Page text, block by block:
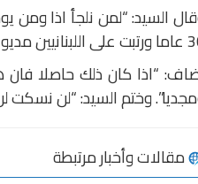
السيد: “لمن نلجأ اذا ومن
هل هذه هي الذهنية نفسها؟”
“اذا كان ذلك حاصلا فان
وختم السيد: “لن
مقالات وأخبار مرتبطة